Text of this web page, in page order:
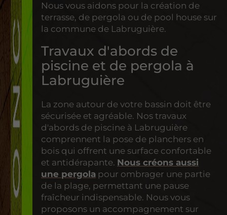
Nous vous aidons pour la création de
terrasse, de pergola ou de pool house sur
la commune de Labruguière.
Travaux d'abords de
piscine et de pergola à
Labruguière
La zone autour de votre bassin doit être
sécurisée et agréable. Nos travaux
d'abords de piscine à Labruguière
comprennent la pose de planchers en
bois qui offrent une surface confortable
et antidérapante. Nous créons aussi
une pergola pour ombrager une partie
de la plage, permettant une pause
fraîcheur indispensable. Nous vous
proposons un accompagnement sur